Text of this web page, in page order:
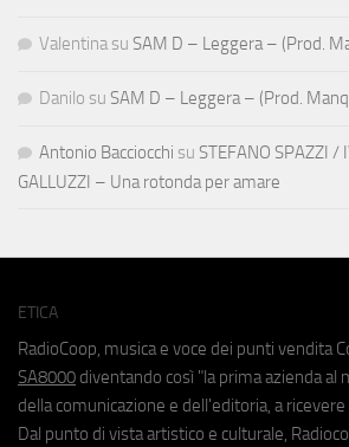
Valentina su SAM D – Leggera – (Prod.
Danilo su SAM D – Leggera – (Prod.
Antonio Bacciocchi su STEFANO SPAZZI /
GALLUZZI – Una rotonda per amare
ETICA
RadioCoop, musica e voce dei punti vendita
SA8000 diventando così "la prima azienda al
della comunicazione e dell'editoria, a
Dal punto di vista artistico e culturale,